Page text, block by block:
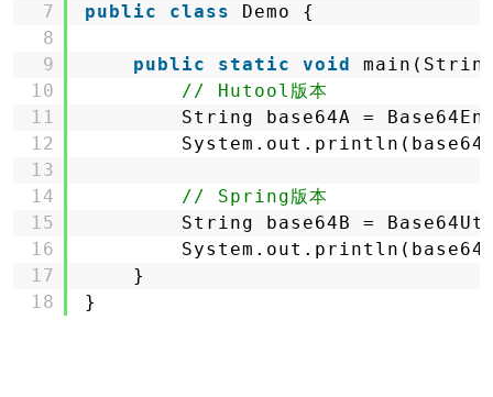
7
8
9
10
11
12
13
14
15
16
17
18
public class Demo {
public static void
// Hutool版本
String base64A =
// Spring版本
String base64B =
}
}